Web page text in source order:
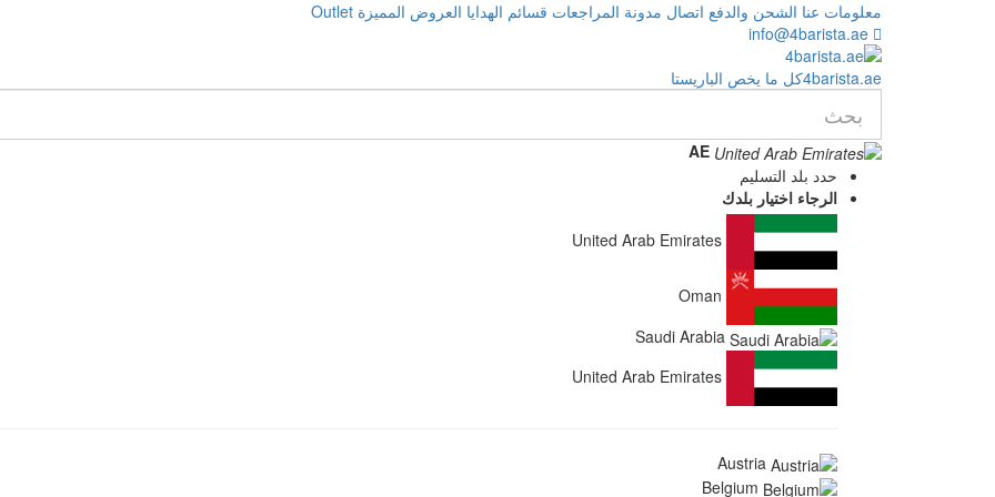
معلومات عنا الشحن والدفع اتصال مدونة المراجعات قسائم الهدايا العروض المميزة Outlet
4barista.ae كل ما يخص الباريستا
AE
حدد بلد التسليم
الرجاء اختيار بلدك
United Arab Emirates
Oman
Saudi Arabia
United Arab Emirates
Austria
Belgium